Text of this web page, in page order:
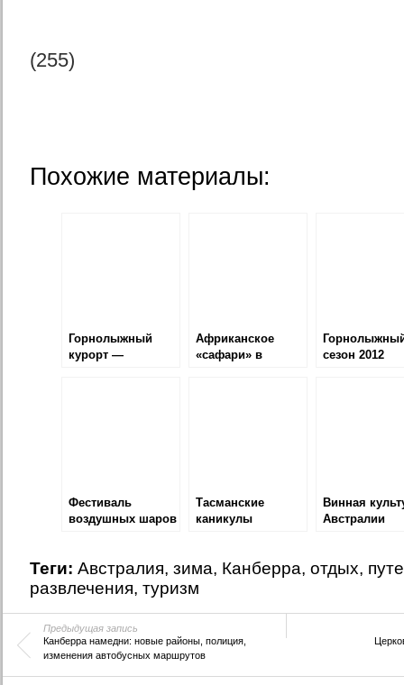
(255)
Похожие материалы:
Горнолыжный
курорт —
Африканское
«сафари» в
сезон 2012
Фестиваль
воздушных шаров
Тасманские
каникулы
Винная
Австралии
Теги: Австралия, зима, Канберра, отдых,
развлечения, туризм
Предыдущая запись
Канберра намедни: новые районы, полиция,
изменения автобусных маршрутов